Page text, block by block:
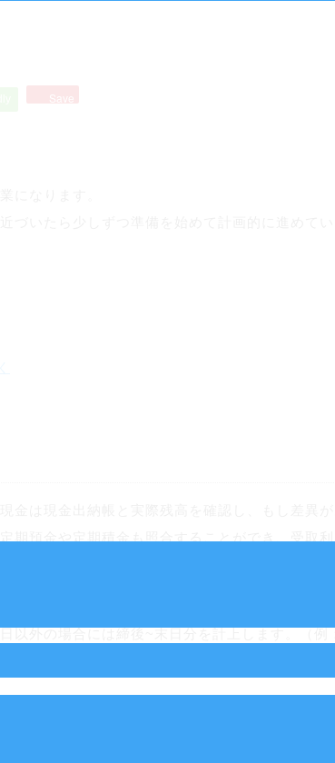
Save
は現金出納帳と実際残高を確認し、もし差異
期預金や定期積金も照合することができ、受取
外の場合には締後~末日分を計上します。（例
先に残高確認書を送付して確認をする等行い